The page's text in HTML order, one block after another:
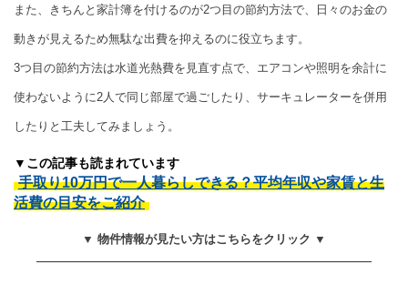
また、きちんと家計簿を付けるのが2つ目の節約方法で、日々のお金の
動きが見えるため無駄な出費を抑えるのに役立ちます。
3つ目の節約方法は水道光熱費を見直す点で、エアコンや照明を余計に
使わないように2人で同じ部屋で過ごしたり、サーキュレーターを併用
したりと工夫してみましょう。
▼この記事も読まれています
手取り10万円で一人暮らしできる？平均年収や家賃と生
活費の目安をご紹介
▼ 物件情報が見たい方はこちらをクリック ▼